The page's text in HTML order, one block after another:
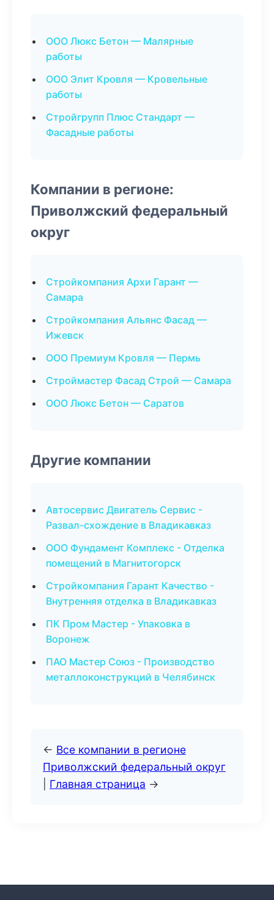
ООО Люкс Бетон — Малярные
работы
ООО Элит Кровля — Кровельные
работы
Стройгрупп Плюс Стандарт —
Фасадные работы
Компании в регионе:
Приволжский федеральный
округ
Стройкомпания Архи Гарант —
Самара
Стройкомпания Альянс Фасад —
Ижевск
ООО Премиум Кровля — Пермь
Строймастер Фасад Строй — Самара
ООО Люкс Бетон — Саратов
Другие компании
Автосервис Двигатель Сервис -
Развал-схождение в Владикавказ
ООО Фундамент Комплекс - Отделка
помещений в Магнитогорск
Стройкомпания Гарант Качество -
Внутренняя отделка в Владикавказ
ПК Пром Мастер - Упаковка в
Воронеж
ПАО Мастер Союз - Производство
металлоконструкций в Челябинск
← Все компании в регионе
Приволжский федеральный округ
Главная страница →